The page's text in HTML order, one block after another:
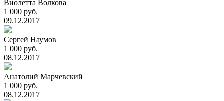
Виолетта Волкова
1 000 руб.
09.12.2017
Сергей Наумов
1 000 руб.
08.12.2017
Анатолий Марчевский
1 000 руб.
08.12.2017